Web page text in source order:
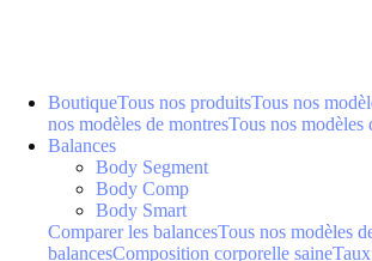
BoutiqueTous nos produitsTous nos
nos modèles de montresTous nos modèles
Balances
Body Segment
Body Comp
Body Smart
Comparer les balancesTous nos modèles
balancesComposition corporelle saine